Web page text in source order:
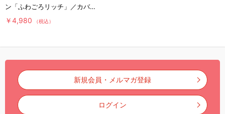
ン「ふわごろリッチ」／カバー
（柄タイプ）
￥4,980 （税込）
新規会員・メルマガ登録
ログイン